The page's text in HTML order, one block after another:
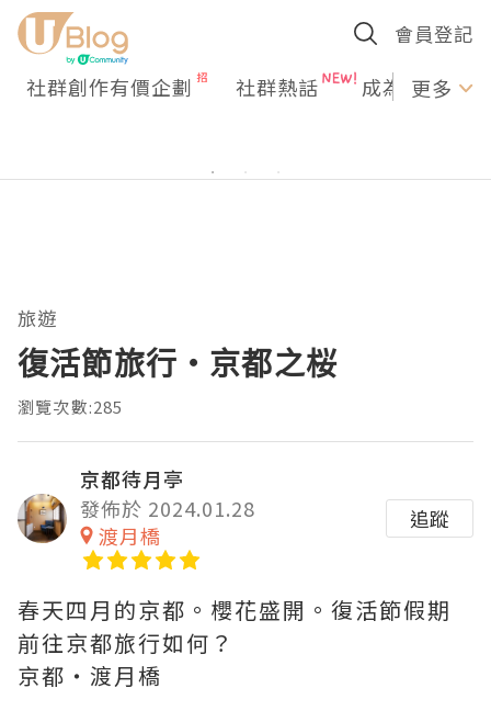
會員登記
社群創作有價企劃 社群熱話 成為U更多
旅遊
復活節旅行・京都之桜
瀏覽次數:285
京都待月亭
發佈於 2024.01.28
渡月橋
追蹤
春天四月的京都。櫻花盛開。復活節假期
前往京都旅行如何？
京都・渡月橋